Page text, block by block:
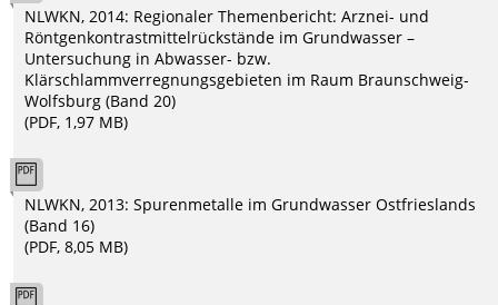
NLWKN, 2014: Regionaler Themenbericht: Arznei- und
Röntgenkontrastmittelrückstände im Grundwasser –
Untersuchung in Abwasser- bzw.
Klärschlammverregnungsgebieten im Raum Braunschweig-
Wolfsburg (Band 20)
(PDF, 1,97 MB)
NLWKN, 2013: Spurenmetalle im Grundwasser Ostfrieslands
(Band 16)
(PDF, 8,05 MB)